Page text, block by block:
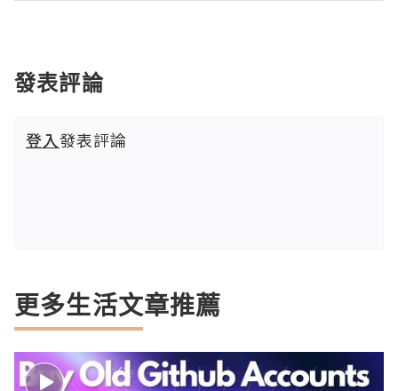
發表評論
登入發表評論
更多生活文章推薦